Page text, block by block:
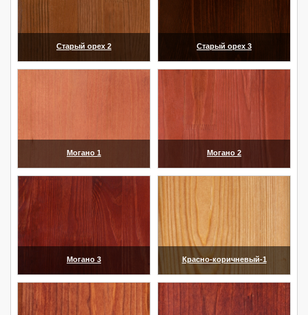
Старый орех 2 Старый орех 3
Могано 1 Могано 2
Могано 3 Красно-коричневый-1